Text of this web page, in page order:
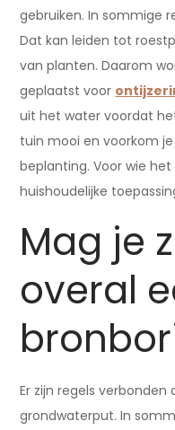
gebruiken. In sommige
Dat kan leiden tot
van planten. Daarom
geplaatst voor
uit het water voordat
tuin mooi en voorkom
beplanting. Voor wie
huishoudelijke
Mag je
overal
Er zijn regels
grondwaterput. In